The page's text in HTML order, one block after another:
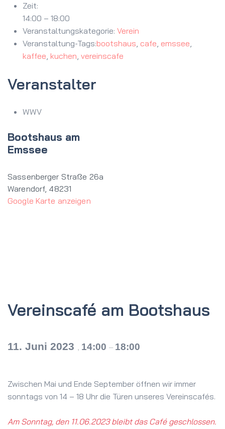
Zeit:
14:00 – 18:00
Veranstaltungskategorie: Verein
Veranstaltung-Tags:bootshaus, cafe, emssee,
kaffee, kuchen, vereinscafe
Veranstalter
WWV
Bootshaus am
Emssee
Sassenberger Straße 26a
Warendorf, 48231
Google Karte anzeigen
Vereinscafé am Bootshaus
11. Juni 2023 , 14:00 – 18:00
Zwischen Mai und Ende September öffnen wir immer
sonntags von 14 – 18 Uhr die Türen unseres Vereinscafés.
Am Sonntag, den 11.06.2023 bleibt das Café geschlossen.